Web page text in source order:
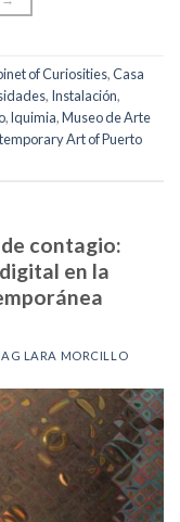
of Curiosities,Casa
, Instalación,
,lquimia,Museo de Arte
Art of Puerto
contagio:
en la
LARA MORCILLO